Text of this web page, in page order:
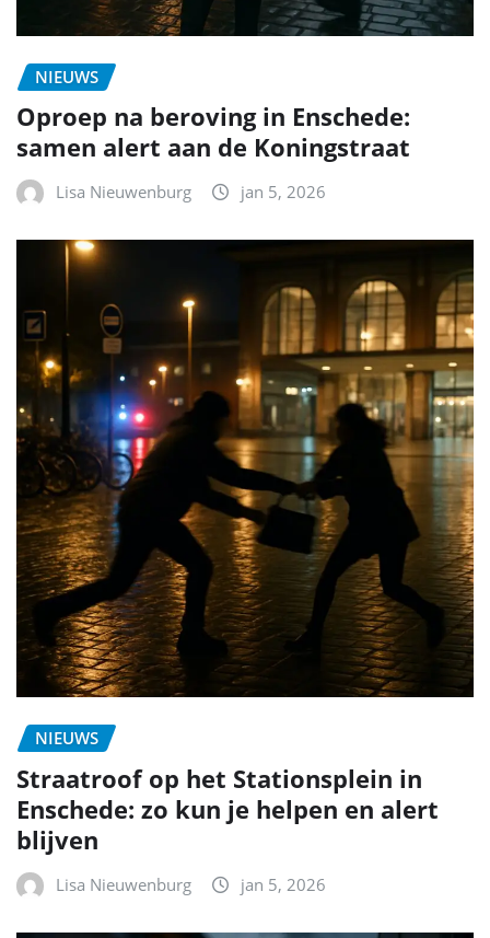
NIEUWS
Oproep na beroving in Enschede:
samen alert aan de Koningstraat
Lisa Nieuwenburg jan 5, 2026
NIEUWS
Straatroof op het Stationsplein in
Enschede: zo kun je helpen en alert
blijven
Lisa Nieuwenburg jan 5, 2026